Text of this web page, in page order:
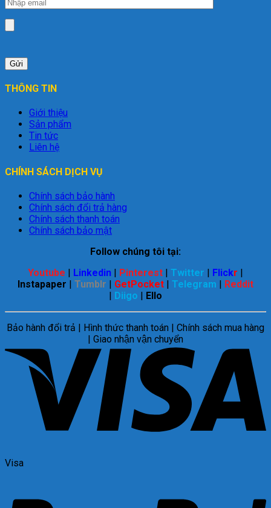
THÔNG TIN
Giới thiệu
Sản phẩm
Tin tức
Liên hệ
CHÍNH SÁCH DỊCH VỤ
Chính sách bảo hành
Chính sách đổi trả hàng
Chính sách thanh toán
Chính sách bảo mật
Follow chúng tôi tại:
Youtube | Linkedin | Pinterest | Twitter | Flickr |
Instapaper | Tumblr | GetPocket | Telegram | Reddit
| Diigo | Ello
Bảo hành đổi trả | Hình thức thanh toán | Chính sách mua hàng
| Giao nhận vận chuyển
Visa